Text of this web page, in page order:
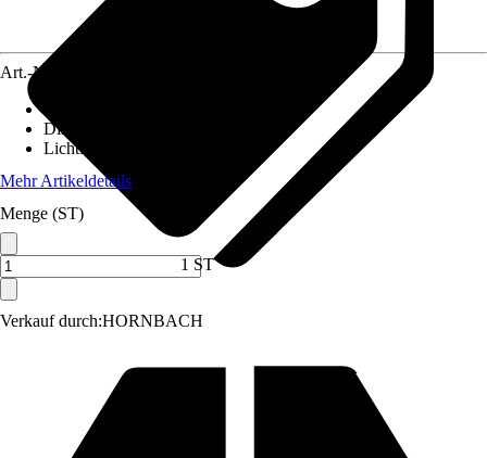
Verkauf durch:HORNBACH
Art.-Nr.
Dimmbar
Lichtfarbe
Mehr Artikeldetails
Menge (ST)
1 ST